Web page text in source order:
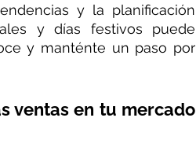
y la planificación
y días festivos puede
y manténte un paso por
ventas en tu mercado